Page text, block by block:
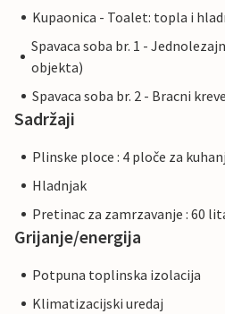
Kupaonica - Toalet: topla i
Spavaca soba br. 1 -
objekta)
Spavaca soba br. 2 - Bracni
Sadržaji
Plinske ploce : 4 ploče za
Hladnjak
Pretinac za zamrzavanje : 60
Grijanje/energija
Potpuna toplinska izolacija
Klimatizacijski uredaj